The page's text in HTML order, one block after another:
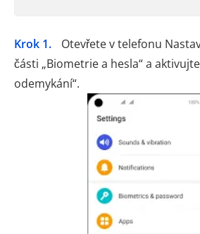
Krok 1.
Otevřete v telefonu
části „Biometrie a hesla“ a
odemykání“.